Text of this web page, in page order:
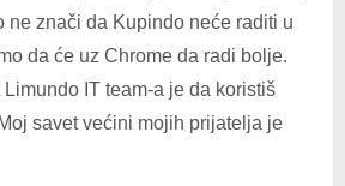
ne znači da Kupindo neće raditi u
da će uz Chrome da radi bolje.
IT team-a je da koristiš
savet većini mojih prijatelja je